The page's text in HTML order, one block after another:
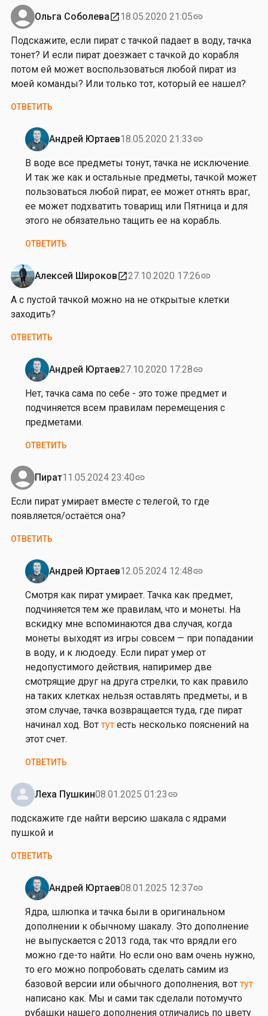
и
н
К
а
р
а
к
е
в
Ольга Соболеваopen_in_new18.05.2020 21:05link
Подскажите, если пират с тачкой падает в воду, тачка
тонет? И если пират доезжает с тачкой до корабля
потом ей может воспользоваться любой пират из
моей команды? Или только тот, который ее нашел?
ОТВЕТИТЬ
Андрей Юртаев18.05.2020 21:33link
Ответ
на
от
О
л
ь
а
о
б
о
л
е
а
В воде все предметы тонут, тачка не исключение.
И так же как и остальные предметы, тачкой может
пользоваться любой пират, ее может отнять враг,
ее может подхватить товарищ или Пятница и для
этого не обязательно тащить ее на корабль.
ОТВЕТИТЬ
Алексей Широковopen_in_new27.10.2020 17:26link
А с пустой тачкой можно на не открытые клетки
заходить?
ОТВЕТИТЬ
Андрей Юртаев27.10.2020 17:28link
Ответ
на
от
А
е
с
е
й
Ш
и
о
к
о
в
Нет, тачка сама по себе - это тоже предмет и
подчиняется всем правилам перемещения с
предметами.
ОТВЕТИТЬ
Пират11.05.2024 23:40link
Если пират умирает вместе с телегой, то где
появляется/остаётся она?
ОТВЕТИТЬ
Андрей Юртаев12.05.2024 12:48link
Ответ
на
Е
с
л
и
п
и
р
а
т
у
и
а
е
т
в
м
с
т
е
с
…
от
Пират
Смотря как пират умирает. Тачка как предмет,
подчиняется тем же правилам, что и монеты. На
вскидку мне вспоминаются два случая, когда
монеты выходят из игры совсем — при попадании
в воду, и к людоеду. Если пират умер от
недопустимого действия, напиример две
смотрящие друг на друга стрелки, то как правило
на таких клетках нельзя оставлять предметы, и в
этом случае, тачка возвращается туда, где пират
начинал ход. Воттут есть несколько пояснений на
этот счет.
ОТВЕТИТЬ
Леха Пушкин08.01.2025 01:23link
подскажите где найти версию шакала с ядрами
пушкой и
ОТВЕТИТЬ
Андрей Юртаев08.01.2025 12:37link
Ответ
на
п
о
д
с
к
а
ж
Ядра, шлюпка и тачка были в оригинальном
дополнении к обычному шакалу. Это дополнение
не выпускается с 2013 года, так что врядли его
можно где-то найти. Но если оно вам очень нужно,
то его можно попробовать сделать самим из
базовой версии или обычного дополнения, воттут
написано как. Мы и сами так сделали потомучто
рубашки нашего дополнения отличались по цвету